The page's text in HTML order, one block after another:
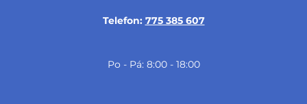
Telefon: 775 385 607
Po - Pá: 8:00 - 18:00